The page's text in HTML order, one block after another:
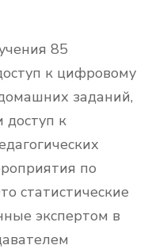
85
к цифровому
заданий,
к
по
статистические
экспертом в